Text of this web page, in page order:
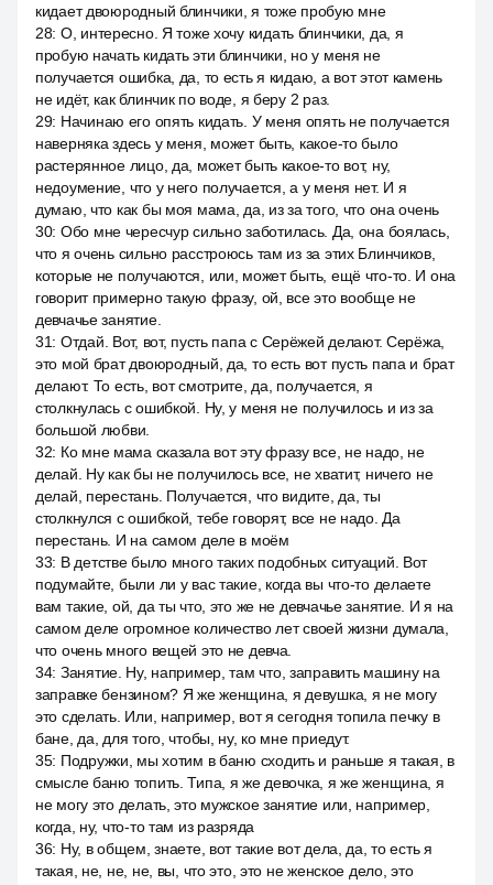
кидает двоюродный блинчики, я тоже пробую мне
28: О, интересно. Я тоже хочу кидать блинчики, да, я
пробую начать кидать эти блинчики, но у меня не
получается ошибка, да, то есть я кидаю, а вот этот камень
не идёт, как блинчик по воде, я беру 2 раз.
29: Начинаю его опять кидать. У меня опять не получается
наверняка здесь у меня, может быть, какое-то было
растерянное лицо, да, может быть какое-то вот, ну,
недоумение, что у него получается, а у меня нет. И я
думаю, что как бы моя мама, да, из за того, что она очень
30: Обо мне чересчур сильно заботилась. Да, она боялась,
что я очень сильно расстроюсь там из за этих Блинчиков,
которые не получаются, или, может быть, ещё что-то. И она
говорит примерно такую фразу, ой, все это вообще не
девчачье занятие.
31: Отдай. Вот, вот, пусть папа с Серёжей делают. Серёжа,
это мой брат двоюродный, да, то есть вот пусть папа и брат
делают. То есть, вот смотрите, да, получается, я
столкнулась с ошибкой. Ну, у меня не получилось и из за
большой любви.
32: Ко мне мама сказала вот эту фразу все, не надо, не
делай. Ну как бы не получилось все, не хватит, ничего не
делай, перестань. Получается, что видите, да, ты
столкнулся с ошибкой, тебе говорят, все не надо. Да
перестань. И на самом деле в моём
33: В детстве было много таких подобных ситуаций. Вот
подумайте, были ли у вас такие, когда вы что-то делаете
вам такие, ой, да ты что, это же не девчачье занятие. И я на
самом деле огромное количество лет своей жизни думала,
что очень много вещей это не девча.
34: Занятие. Ну, например, там что, заправить машину на
заправке бензином? Я же женщина, я девушка, я не могу
это сделать. Или, например, вот я сегодня топила печку в
бане, да, для того, чтобы, ну, ко мне приедут.
35: Подружки, мы хотим в баню сходить и раньше я такая, в
смысле баню топить. Типа, я же девочка, я же женщина, я
не могу это делать, это мужское занятие или, например,
когда, ну, что-то там из разряда
36: Ну, в общем, знаете, вот такие вот дела, да, то есть я
такая, не, не, не, вы, что это, это не женское дело, это